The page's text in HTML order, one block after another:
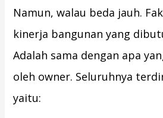
Namun, walau beda jauh.
kinerja bangunan yang
Adalah sama dengan apa
oleh owner. Seluruhnya
yaitu: